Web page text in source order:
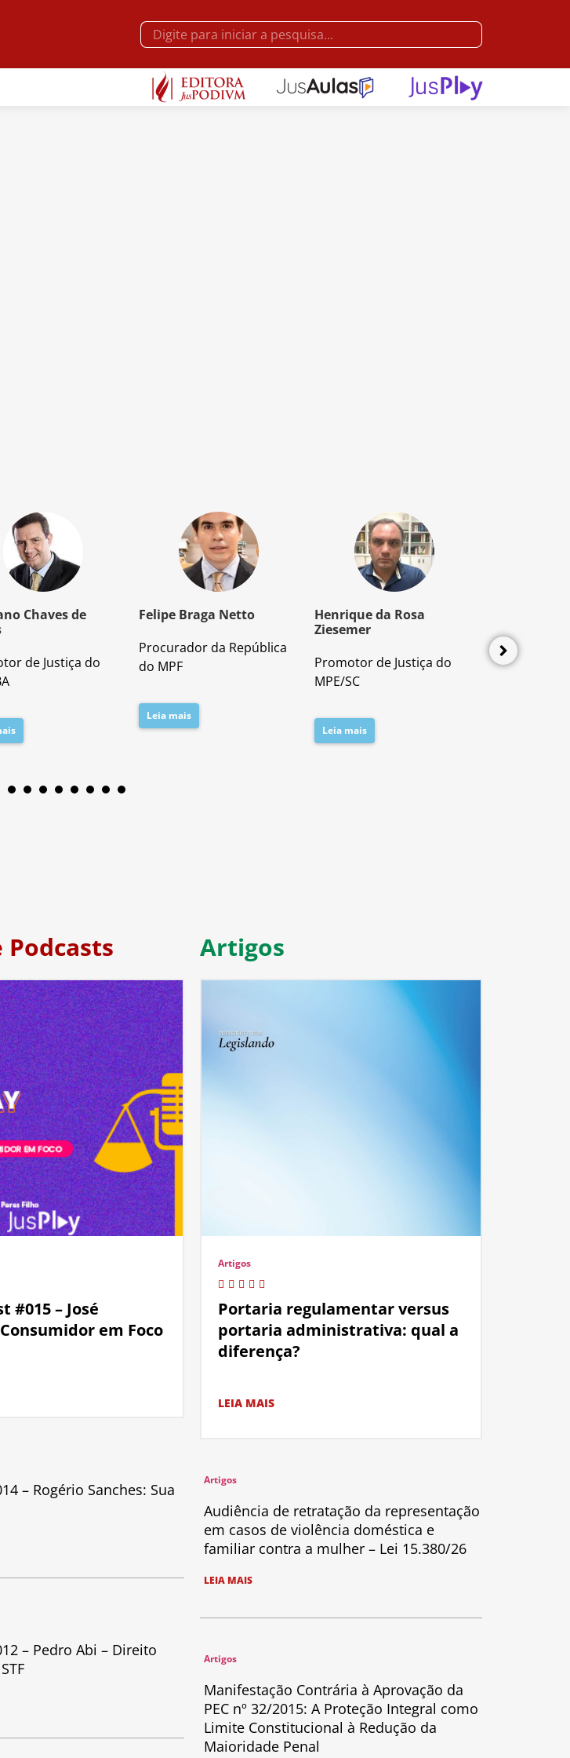
Chaves de
de Justiça do
Felipe Braga Netto
Procurador da República
do MPF
Leia mais
Henrique da Rosa
Ziesemer
Promotor de Justiça do
MPE/SC
Leia mais
Advogado e
Direito
1 2
#015 – José
em Foco
– Rogério Sanches: Sua
– Pedro Abi – Direito
Artigos
Artigos
Portaria regulamentar versus
portaria administrativa: qual a
diferença?
LEIA MAIS
Artigos
Audiência de retratação da representação
em casos de violência doméstica e
familiar contra a mulher – Lei 15.380/26
LEIA MAIS
Artigos
Manifestação Contrária à Aprovação da
PEC nº 32/2015: A Proteção Integral como
Limite Constitucional à Redução da
Maioridade Penal